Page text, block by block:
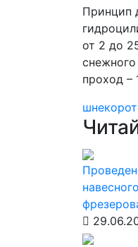
Принцип
от 2 до
проход –